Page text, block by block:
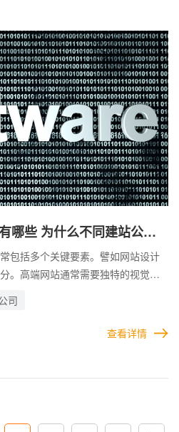
哪些 为什么不同建站公司
包括多个关键要素。譬如网站设计
。高端网站通常需要独特的视觉效
公司的报价差异显著的原因，主要
团队经验上。技术能力高、项目经
速交付，但在功能拓展及后期维护
司
查看详情